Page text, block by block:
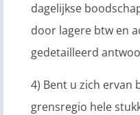
dagelijkse
door lagere btw en
gedetailleerd
4) Bent u zich ervan
grensregio hele